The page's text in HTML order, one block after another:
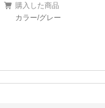
購入した商品
カラー/グレー